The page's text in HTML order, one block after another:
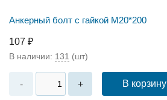
Анкерный болт с гайкой М20*200
107 ₽
В наличии: 131 (шт)
- + В корзину